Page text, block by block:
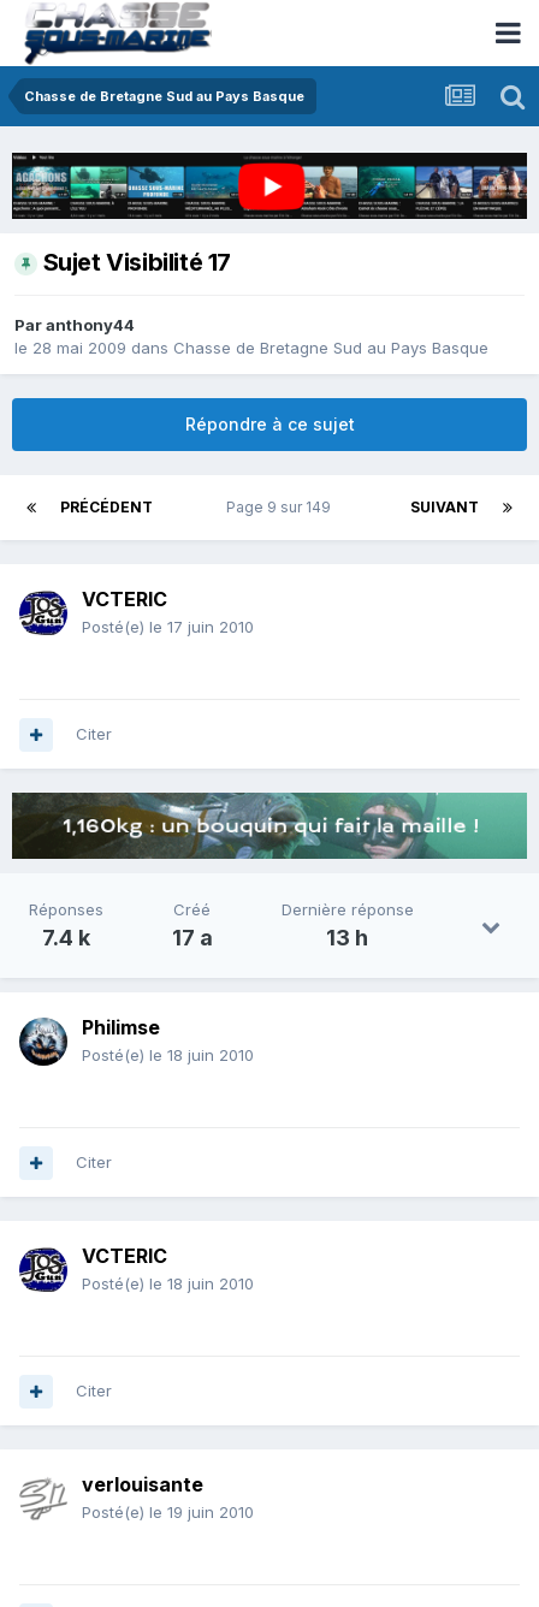
Chasse de Bretagne Sud au Pays Basque
Sujet Visibilité 17
Paranthony44
le 28 mai 2009 dans Chasse de Bretagne Sud au Pays Basque
Répondre à ce sujet
PRÉCÉDENT SUIVANT
Page 9 sur 149
VCTERIC
Posté(e) le 17 juin 2010
Citer
Réponses
7.4 k
Créé
17 a
Dernière réponse
13 h
Philimse
Posté(e) le 18 juin 2010
Citer
VCTERIC
Posté(e) le 18 juin 2010
Citer
verlouisante
Posté(e) le 19 juin 2010